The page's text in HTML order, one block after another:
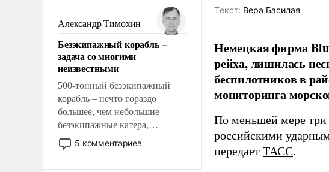
чем она отличается от просто
образованных людей. Иногда
казалось, что эти вопросы
решены раз и навсегда, но –
нет, не решены.
Александр Тимохин
Безэкипажный корабль –
задача со многими
неизвестными
500-тонный безэкипажный
корабль – нечто гораздо
большее, чем небольшие
безэкипажные катера,
применение которых уже
стало обыденностью. Задача по
5 комментариев
Tекст: Вера Басилая
Немецкая фирма
рейха, лишилась
беспилотников в
мониторинга
По меньшей мере
российскими
передает ТАСС.